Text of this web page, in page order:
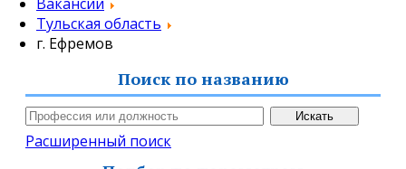
Тульская область
г. Ефремов
Поиск по названию
Расширенный поиск